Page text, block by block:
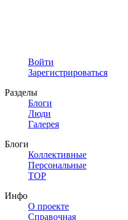
Войти
Зарегистрироваться
Разделы
Блоги
Люди
Галерея
Блоги
Коллективные
Персональные
TOP
Инфо
О проекте
Справочная